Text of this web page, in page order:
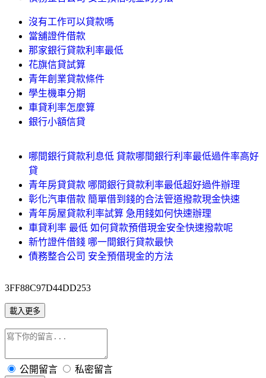
沒有工作可以貸款嗎
當舖證件借款
那家銀行貸款利率最低
花旗信貸試算
青年創業貸款條件
學生機車分期
車貸利率怎麼算
銀行小額信貸
哪間銀行貸款利息低 貸款哪間銀行利率最低過件率高好
貸
青年房貸貸款 哪間銀行貸款利率最低超好過件辦理
彰化汽車借款 簡單借到錢的合法管道撥款現金快速
青年房屋貸款利率試算 急用錢如何快速辦理
車貸利率 最低 如何貸款預借現金安全快速撥款呢
新竹證件借錢 哪一間銀行貸款最快
債務整合公司 安全預借現金的方法
3FF88C97D44DD253
載入更多
公開留言 私密留言